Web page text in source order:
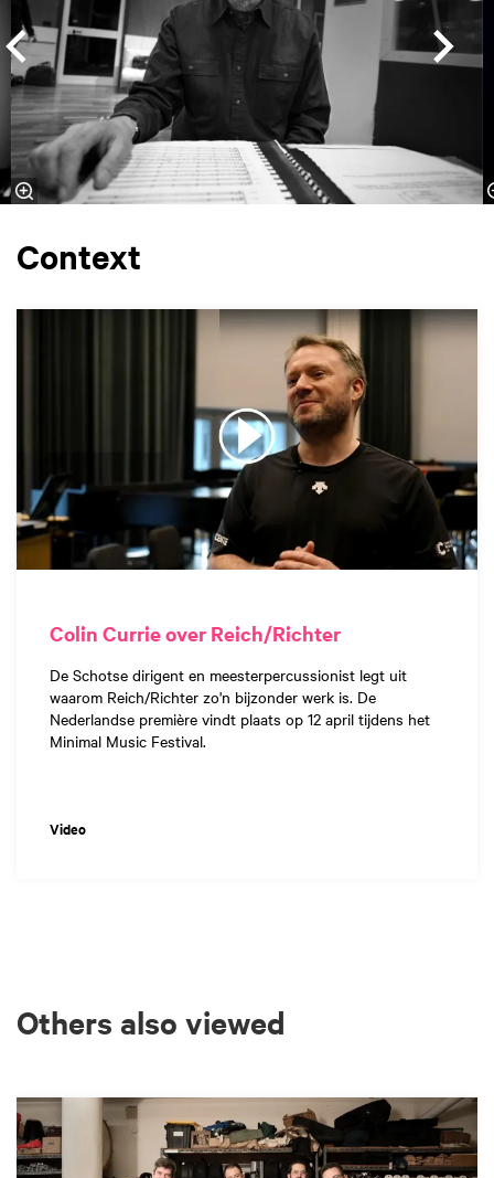
Context
Colin Currie over Reich/Richter
De Schotse dirigent en meesterpercussionist legt uit
waarom Reich/Richter zo'n bijzonder werk is. De
Nederlandse première vindt plaats op 12 april tijdens het
Minimal Music Festival.
Video
Others also viewed